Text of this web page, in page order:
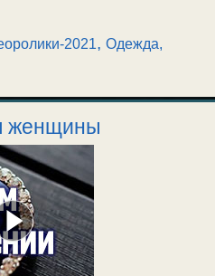
2021,Одежда,
женщины